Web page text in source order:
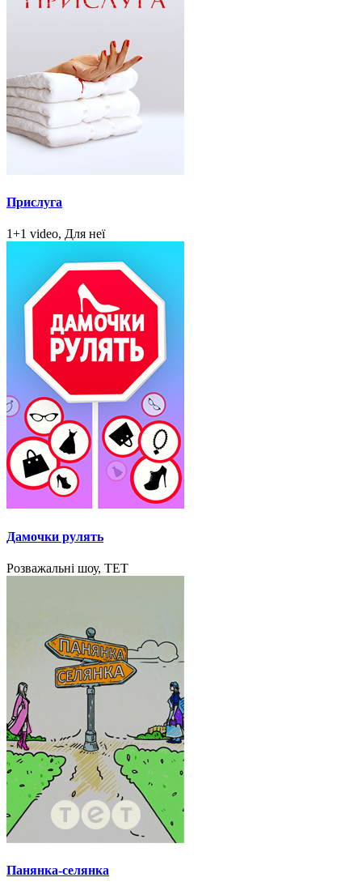
Прислуга
1+1 video, Для неї
Дамочки рулять
Розважальні шоу, ТЕТ
Панянка-селянка